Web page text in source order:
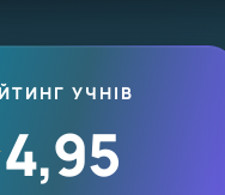
УЧНІВ
4,95